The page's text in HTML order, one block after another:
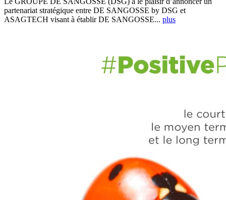
partenariat stratégique entre DE SANGOSSE by DSG et
ASAGTECH visant à établir DE SANGOSSE... plus